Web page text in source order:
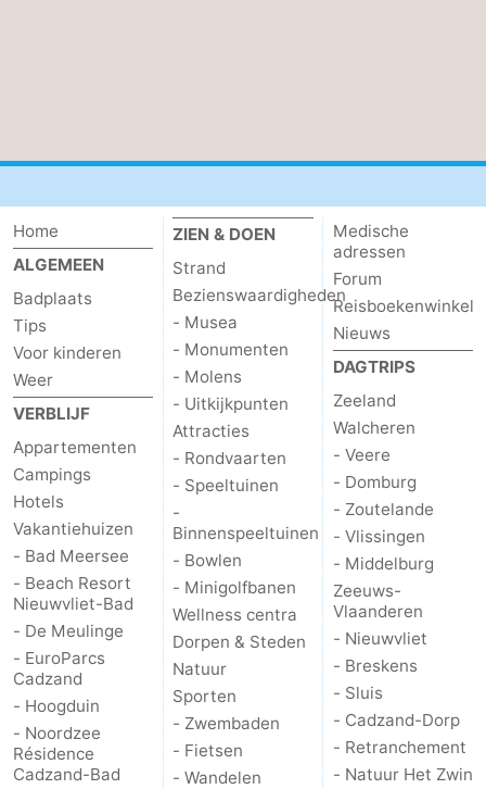
Home
ALGEMEEN
Badplaats
Tips
Voor kinderen
Weer
VERBLIJF
Appartementen
Campings
Hotels
Vakantiehuizen
- Bad Meersee
- Beach Resort
Nieuwvliet-Bad
- De Meulinge
- EuroParcs
Cadzand
- Hoogduin
- Noordzee
Résidence
Cadzand-Bad
ZIEN & DOEN
Strand
Bezienswaardigheden
- Musea
- Monumenten
- Molens
- Uitkijkpunten
Attracties
- Rondvaarten
- Speeltuinen
-
Binnenspeeltuinen
- Bowlen
- Minigolfbanen
Wellness centra
Dorpen & Steden
Natuur
Sporten
- Zwembaden
- Fietsen
- Wandelen
Medische
adressen
Forum
Reisboekenwinkel
Nieuws
DAGTRIPS
Zeeland
Walcheren
- Veere
- Domburg
- Zoutelande
- Vlissingen
- Middelburg
Zeeuws-
Vlaanderen
- Nieuwvliet
- Breskens
- Sluis
- Cadzand-Dorp
- Retranchement
- Natuur Het Zwin